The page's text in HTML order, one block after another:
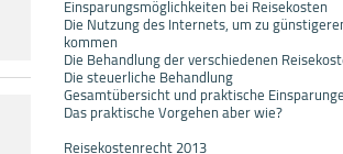
Einsparungsmöglichkeiten bei Reisekosten
Die Nutzung des Internets, um zu
kommen
Die Behandlung der verschiedenen
Die steuerliche Behandlung
Gesamtübersicht und praktische
Das praktische Vorgehen aber wie?
Reisekostenrecht 2013